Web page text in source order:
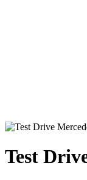
Test